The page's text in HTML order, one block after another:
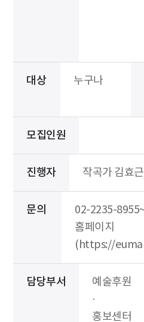
대상 누구나
모집인원
진행자 작곡가 김효
문의
02-2235-
홈페이지
(https://
담당부서
예술후원
·
홍보센터